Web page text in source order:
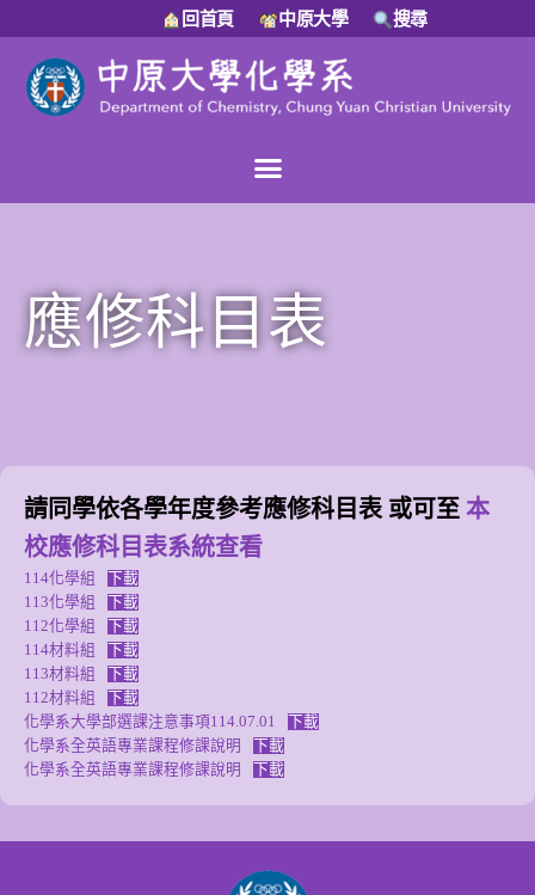
回首頁 中原大學 搜尋
應修科目表
請同學依各學年度參考應修科目表 或可至 本
校應修科目表系統查看
114化學組
下載
113化學組
下載
112化學組
下載
114材料組
下載
113材料組
下載
112材料組
下載
化學系大學部選課注意事項114.07.01
下載
化學系全英語專業課程修課說明
下載
化學系全英語專業課程修課說明
下載